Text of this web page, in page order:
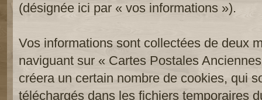
(désignée ici par « vos informations »).
Vos informations sont collectées de deux
naviguant sur « Cartes Postales
créera un certain nombre de cookies, qui
téléchargés dans les fichiers temporaires